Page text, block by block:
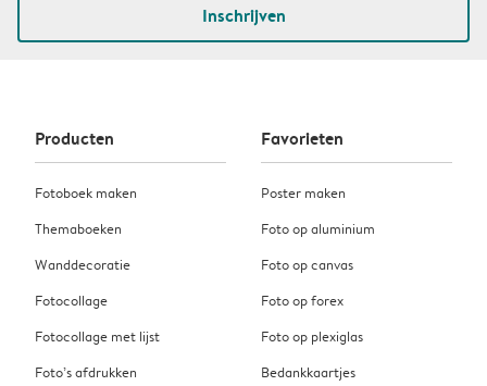
Inschrijven
Producten
Fotoboek maken
Themaboeken
Wanddecoratie
Fotocollage
Fotocollage met lijst
Foto’s afdrukken
Favorieten
Poster maken
Foto op aluminium
Foto op canvas
Foto op forex
Foto op plexiglas
Bedankkaartjes